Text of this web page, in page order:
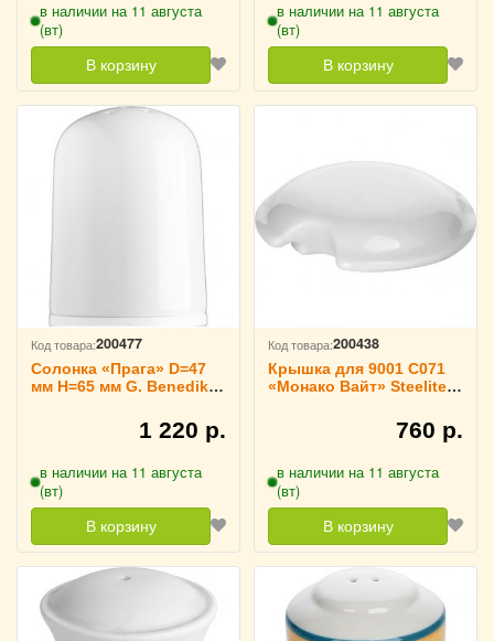
в наличии на 11 августа
(вт)
В корзину
в наличии на 11 августа
(вт)
В корзину
Код товара:200477
Солонка «Прага» D=47
мм H=65 мм G. Benedikt
1 220 р.
в наличии на 11 августа
(вт)
В корзину
Код товара:200438
Крышка для 9001 C071
«Монако Вайт» Steelite,
760 р.
в наличии на 11 августа
(вт)
В корзину